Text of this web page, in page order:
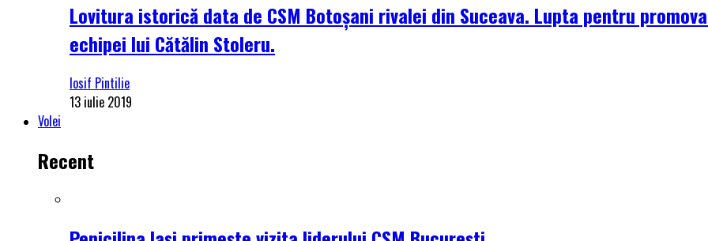
Lovitura istorică data de CSM Botoșani rivalei din Suceava. Lupta pentru
echipei lui Cătălin Stoleru.
Iosif Pintilie
13 iulie 2019
Volei
Recent